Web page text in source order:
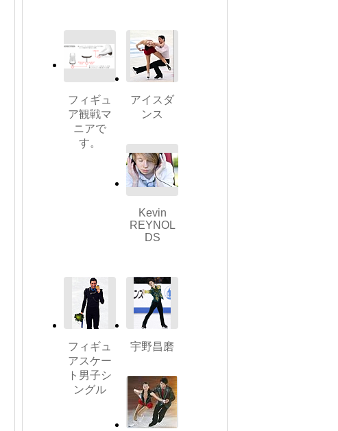
フィギュ
ア観戦マ
ニアで
す。
アイスダ
ンス
Kevin
REYNOL
DS
フィギュ
アスケー
ト男子シ
ングル
宇野昌磨